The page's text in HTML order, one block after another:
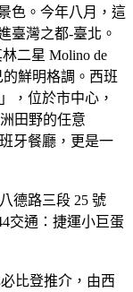
色。 今年八月，這
臺灣之都-臺北。
二星 Molino de
鮮明格調。 西班
，位於市中心，
田野的任意
牙餐廳，更是一
德路三段 25 號
交通：捷運小巨蛋
比登推介，由西